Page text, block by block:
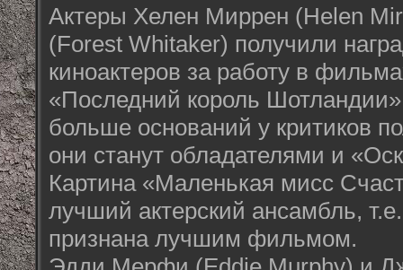
Актеры Хелен Миррен (Helen
(Forest Whitaker) получили
киноактеров за работу в
«Последний король
больше оснований у критиков
они станут обладателями и
Картина «Маленькая мисс
лучший актерский ансамбль,
признана лучшим фильмом.